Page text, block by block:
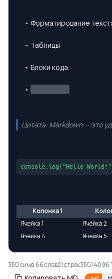
• Форматирование
• Таблицы
• Блоки кода
•
Цитата: Markdown — это
console.log("Hello
Колонка 1
Ячейка 1
Ячейка 2
Ячейка 4
Ячейка 5
350симв.66слов21строк350/4096